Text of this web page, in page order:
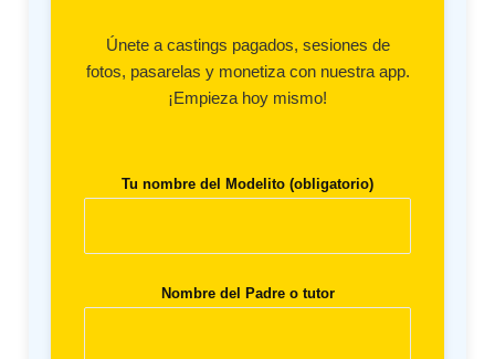
Únete a castings pagados, sesiones de
fotos, pasarelas y monetiza con nuestra app.
¡Empieza hoy mismo!
Tu nombre del Modelito (obligatorio)
Nombre del Padre o tutor